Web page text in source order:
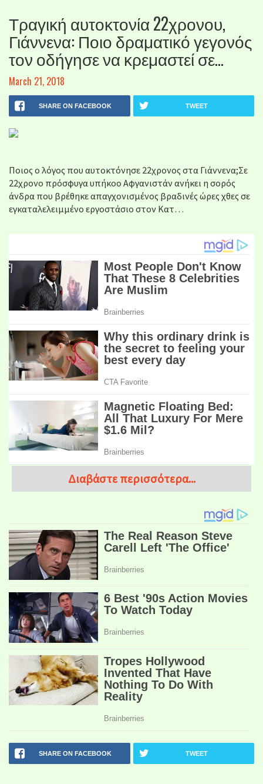
Τραγική αυτοκτονία 22χρονου,
Γιάννενα: Ποιο δραματικό γεγονός
τον οδήγησε να κρεμαστεί σε…
March 21, 2018
SHARE ON FACEBOOK TWEET
Ποιος ο λόγος που αυτοκτόνησε 22χρονος στα Γιάννενα;Σε
22χρονο πρόσφυγα υπήκοο Αφγανιστάν ανήκει η σορός
άνδρα που βρέθηκε απαγχονισμένος βραδινές ώρες χθες σε
εγκαταλελειμμένο εργοστάσιο στον Κατ…
Διαβάστε περισσότερα...
SHARE ON FACEBOOK TWEET